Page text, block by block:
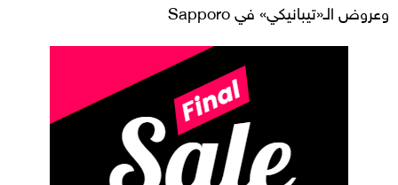
وعروض الـ«تيبانيكي» في Sapporo